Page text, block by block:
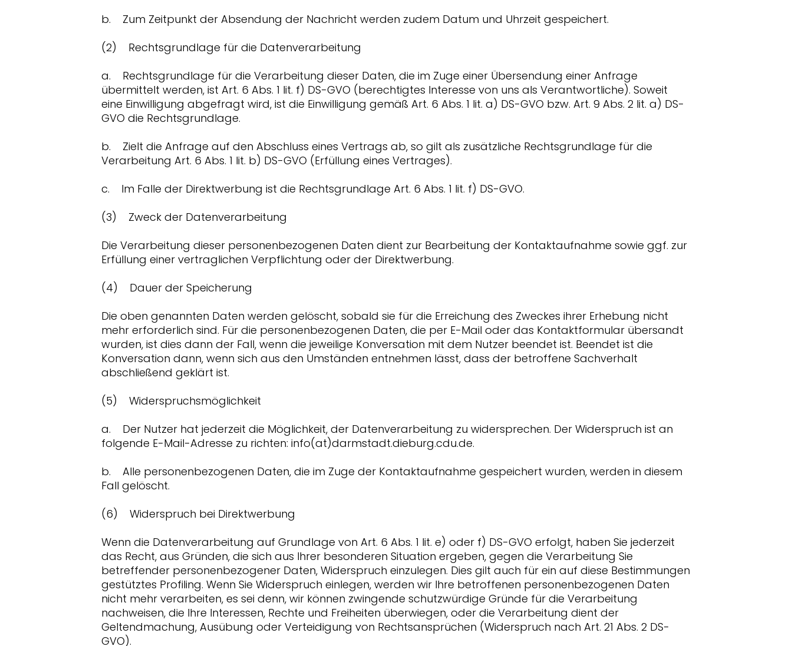
b. Zum Zeitpunkt der Absendung der Nachricht werden zudem Datum und Uhrzeit gespeichert.
(2) Rechtsgrundlage für die Datenverarbeitung
a. Rechtsgrundlage für die Verarbeitung dieser Daten, die im Zuge einer Übersendung einer Anfrage
übermittelt werden, ist Art. 6 Abs. 1 lit. f) DS-GVO (berechtigtes Interesse von uns als Verantwortliche). Soweit
eine Einwilligung abgefragt wird, ist die Einwilligung gemäß Art. 6 Abs. 1 lit. a) DS-GVO bzw. Art. 9 Abs. 2 lit. a) DS-
GVO die Rechtsgrundlage.
b. Zielt die Anfrage auf den Abschluss eines Vertrags ab, so gilt als zusätzliche Rechtsgrundlage für die
Verarbeitung Art. 6 Abs. 1 lit. b) DS-GVO (Erfüllung eines Vertrages).
c. Im Falle der Direktwerbung ist die Rechtsgrundlage Art. 6 Abs. 1 lit. f) DS-GVO.
(3) Zweck der Datenverarbeitung
Die Verarbeitung dieser personenbezogenen Daten dient zur Bearbeitung der Kontaktaufnahme sowie ggf. zur
Erfüllung einer vertraglichen Verpflichtung oder der Direktwerbung.
(4) Dauer der Speicherung
Die oben genannten Daten werden gelöscht, sobald sie für die Erreichung des Zweckes ihrer Erhebung nicht
mehr erforderlich sind. Für die personenbezogenen Daten, die per E-Mail oder das Kontaktformular übersandt
wurden, ist dies dann der Fall, wenn die jeweilige Konversation mit dem Nutzer beendet ist. Beendet ist die
Konversation dann, wenn sich aus den Umständen entnehmen lässt, dass der betroffene Sachverhalt
abschließend geklärt ist.
(5) Widerspruchsmöglichkeit
a. Der Nutzer hat jederzeit die Möglichkeit, der Datenverarbeitung zu widersprechen. Der Widerspruch ist an
folgende E-Mail-Adresse zu richten: info(at)darmstadt.dieburg.cdu.de.
b. Alle personenbezogenen Daten, die im Zuge der Kontaktaufnahme gespeichert wurden, werden in diesem
Fall gelöscht.
(6) Widerspruch bei Direktwerbung
Wenn die Datenverarbeitung auf Grundlage von Art. 6 Abs. 1 lit. e) oder f) DS-GVO erfolgt, haben Sie jederzeit
das Recht, aus Gründen, die sich aus Ihrer besonderen Situation ergeben, gegen die Verarbeitung Sie
betreffender personenbezogener Daten, Widerspruch einzulegen. Dies gilt auch für ein auf diese Bestimmungen
gestütztes Profiling. Wenn Sie Widerspruch einlegen, werden wir Ihre betroffenen personenbezogenen Daten
nicht mehr verarbeiten, es sei denn, wir können zwingende schutzwürdige Gründe für die Verarbeitung
nachweisen, die Ihre Interessen, Rechte und Freiheiten überwiegen, oder die Verarbeitung dient der
Geltendmachung, Ausübung oder Verteidigung von Rechtsansprüchen (Widerspruch nach Art. 21 Abs. 2 DS-
GVO).